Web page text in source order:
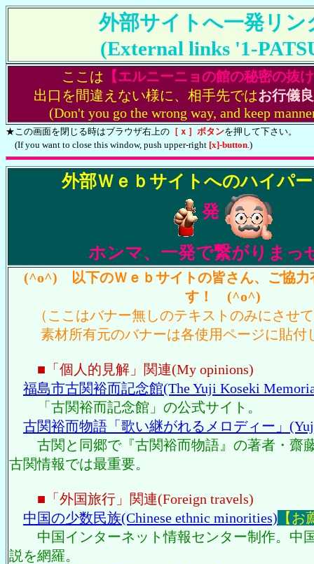
外部サイトへ一発リン
(External links '1-
ここは 【エルニーニョの館の秘密の抜
出口を間違えない様に、相手先ではお行儀
(Don't you go the wrong way, and keep
★この画面を閉じる時はブラウザ右上の ［ｘ］ボタンを押して下さい。
(If you want to close this window, push upper-right [x]-button.)
外部Ｗｅｂサイトへのハイパ
発
ホンマ、一発で繋がりまっ
(^o^) 以下のＷｅｂサイトの皆さん、ご協力
す！ (^o^)
（ここはバナー無しのテキストのみにさせ
素材所有元のバナーは各使用ページに貼付
■「個人的見解」関連(My opinions)
福島市古関裕而記念館(The Yuji Koseki
「古関裕而記念館」の公式サイト。
古関裕而物語「歌い継がれるメロディー」
古関と同郷で『古関裕而物語』の著者・齋
古関情報では最重要。
■「外国旅行」関連(Foreign travels)
中国の少数民族(Chinese ethnic minorities) 【お
中国インターネット情報センター制作。中
説を網羅。